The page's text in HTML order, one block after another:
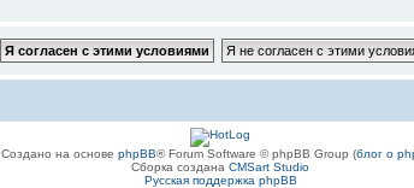
Создано на основе phpBB® Forum Software © phpBB Group (блог о
Сборка создана CMSart Studio
Русская поддержка phpBB